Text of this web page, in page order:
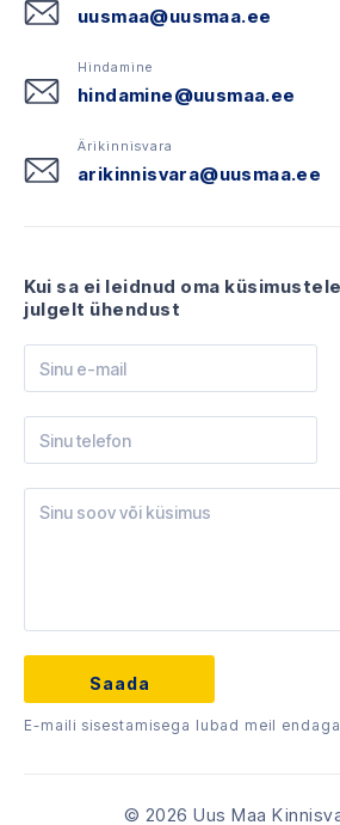
uusmaa@uusmaa.ee
Hindamine
hindamine@uusmaa.ee
Ärikinnisvara
arikinnisvara@uusmaa.ee
Kui sa ei leidnud oma
julgelt ühendust
E-maili sisestamisega lubad meil
© 2026 Uus Maa